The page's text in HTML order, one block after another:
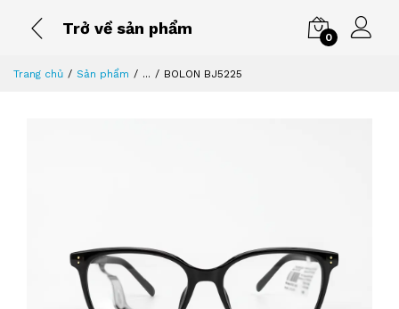
Trở về sản phẩm
0
Trang chủ Sản phẩm ... BOLON BJ5225